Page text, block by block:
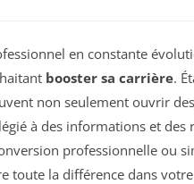
en constante
booster sa carrière.
non seulement ouvrir
à des informations et des
professionnelle ou
toute la différence dans